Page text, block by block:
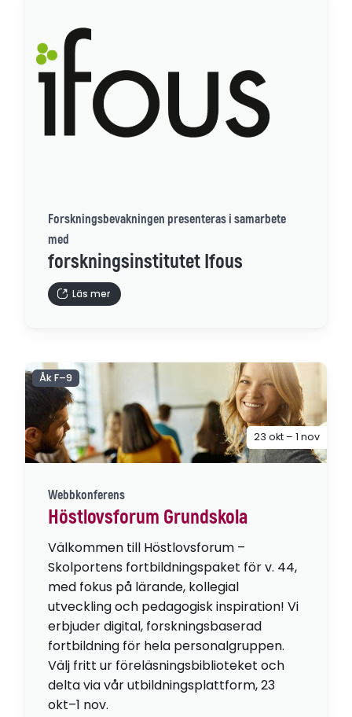
Forskningsbevakningen presenteras i samarbete
med
forskningsinstitutet Ifous
Läs mer
Webbkonferens
Höstlovsforum Grundskola
Välkommen till Höstlovsforum –
Skolportens fortbildningspaket för v. 44,
med fokus på lärande, kollegial
utveckling och pedagogisk inspiration! Vi
erbjuder digital, forskningsbaserad
fortbildning för hela personalgruppen.
Välj fritt ur föreläsningsbiblioteket och
delta via vår utbildningsplattform, 23
okt–1 nov.
Åk F–9
23 okt – 1 nov